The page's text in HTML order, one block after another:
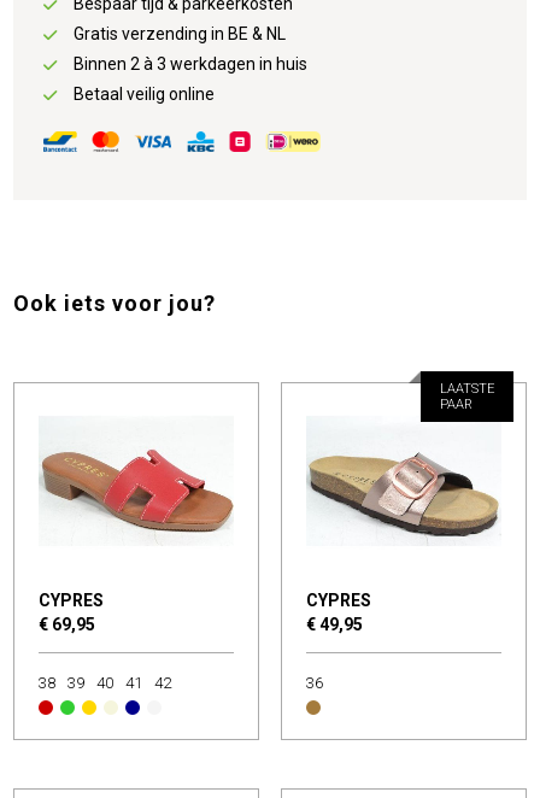
Gratis verzending in BE & NL
Binnen 2 à 3 werkdagen in huis
Betaal veilig online
Ook iets voor jou?
CYPRES
€ 69,95
38 39 40 41 42
CYPRES
€ 49,95
LAATSTE
PAAR
36